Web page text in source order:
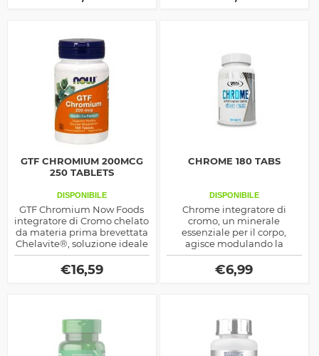
composizione corporea
anche sui livelli di
GTF CHROMIUM 200MCG
250 TABLETS
DISPONIBILE
GTF Chromium Now Foods
integratore di Cromo chelato
da materia prima brevettata
Chelavite®, soluzione ideale
per regolare gli zuccheri nel
sangue
€16,59
CHROME 180 TABS
DISPONIBILE
Chrome integratore di
cromo, un minerale
essenziale per il corpo,
agisce modulando la
presenza dell'insulina nel
sangue e controlla i livelli di
glucosio, inoltre rafforza la
€6,99